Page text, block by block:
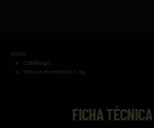
Inicio
Catálogo
Stevia micrantha Lag.
FICHA TÉCNICA